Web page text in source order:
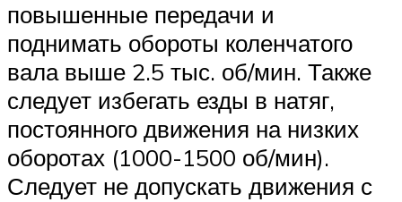
повышенные передачи и
поднимать обороты коленчатого
вала выше 2.5 тыс. об/мин. Также
следует избегать езды в натяг,
постоянного движения на низких
оборотах (1000-1500 об/мин).
Следует не допускать движения с